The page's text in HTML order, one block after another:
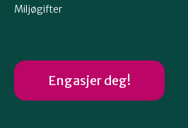
Miljøgifter
Engasjer deg!